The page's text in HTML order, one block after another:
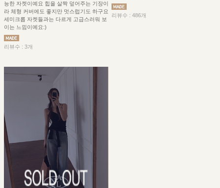
능한 자켓이예요 힙을 살짝 덮어주는 기장이
라 체형 커버에도 좋지만 멋스럽기도 하구요
세미크롭 자켓들과는 다르게 고급스러워 보
이는 느낌이예요:)
리뷰수 : 3개
리뷰수 : 486개